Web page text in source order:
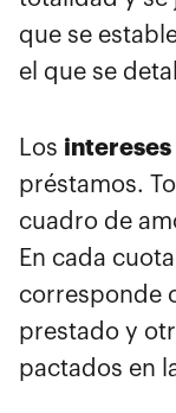
que se
el que se
Los intereses
préstamos.
cuadro de
En cada
corresponde
prestado y
pactados en